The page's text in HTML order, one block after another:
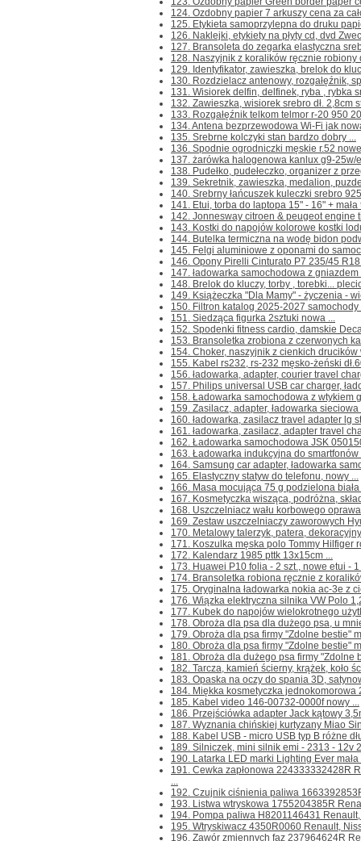
124. Ozdobny papier 7 arkuszy cena za
125. Etykieta samoprzylepna do druku
126. Naklejki, etykiety na płyty cd, dvd
127. Bransoleta do zegarka elastyczna
128. Naszyjnik z koralików ręcznie robiony
129. Identyfikator, zawieszka, brelok do
130. Rozdzielacz antenowy, rozgałęźnik,
131. Wisiorek delfin, delfinek, ryba , rybka
132. Zawieszka, wisiorek srebro dł. 2,8cm
133. Rozgałęźnik telkom telmor r-20 950
134. Antena bezprzewodowa Wi-Fi jak
135. Srebrne kolczyki stan bardzo dobry ...
136. Spodnie ogrodniczki męskie r.52
137. żarówka halogenowa kanlux g9-25w/
138. Pudełko, pudełeczko, organizer z
139. Sekretnik, zawieszka, medalion,
140. Srebrny łańcuszek kuleczki srebro
141. Etui, torba do laptopa 15" - 16" + mała
142. Jonnesway citroen & peugeot engine
143. Kostki do napojów kolorowe kostki
144. Butelka termiczna na wodę bidon
145. Felgi aluminiowe z oponami do
146. Opony Pirelli Cinturato P7 235/45
147. ładowarka samochodowa z
148. Brelok do kluczy, torby , torebki...
149. Książeczka "Dla Mamy" - życzenia -
150. Filtron katalog 2025-2027
151. Siedząca figurka 2sztuki nowa ...
152. Spodenki fitness cardio, damskie
153. Bransoletka zrobiona z czerwonych
154. Choker, naszyjnik z cienkich drucików
155. Kabel rs232, rs-232 męsko-żeński
156. ładowarka, adapter, courier travel
157. Philips universal USB car charger,
158. Ładowarka samochodowa z wtykiem
159. Zasilacz, adapter, ładowarka
160. ładowarka, zasilacz travel adapter lg
161. ładowarka, zasilacz, adapter travel
162. Ładowarka samochodowa JSK
163. Ładowarka indukcyjna do
164. Samsung car adapter, ładowarka
165. Elastyczny statyw do telefonu, nowy ...
166. Masa mocująca 75 g podzielona
167. Kosmetyczka wisząca, podróżna,
168. Uszczelniacz wału korbowego
169. Zestaw uszczelniaczy zaworowych
170. Metalowy talerzyk, patera,
171. Koszulka męska polo Tommy Hilfiger
172. Kalendarz 1985 pttk 13x15cm ...
173. Huawei P10 folia - 2 szt., nowe etui -
174. Bransoletka robiona ręcznie z
175. Oryginalna ładowarka nokia ac-3e z
176. Wiązka elektryczna silnika VW Polo
177. Kubek do napojów wielokrotnego
178. Obroża dla psa dla dużego psa, u
179. Obroża dla psa firmy "Zdolne bestie"
180. Obroża dla psa firmy "Zdolne bestie"
181. Obroża dla dużego psa firmy "Zdolne
182. Tarcza, kamień ścierny, krążek, koło
183. Opaska na oczy do spania 3D,
184. Miękka kosmetyczka jednokomorowa
185. Kabel video 146-00732-0000f nowy ...
186. Przejściówka adapter Jack kątowy
187. Wyznania chińskiej kurtyzany Miao
188. Kabel USB - micro USB typ B różne
189. Silniczek, mini silnik emi - 2313 - 12v
190. Latarka LED marki Lighting Ever
191. Cewka zapłonowa 224333332428R
...
192. Czujnik ciśnienia paliwa
193. Listwa wtryskowa 1755204385R
194. Pompa paliwa H8201146431
195. Wtryskiwacz 4350R0060 Renault,
196. Zawór zmiennych faz 237964624R